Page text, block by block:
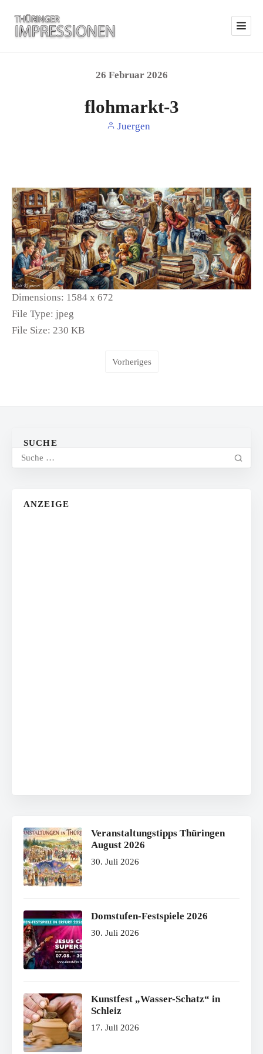
26 Februar 2026
flohmarkt-3
Juergen
Dimensions: 1584 x 672
File Type: jpeg
File Size: 230 KB
Vorheriges
SUCHE
ANZEIGE
Veranstaltungstipps Thüringen
August 2026
30. Juli 2026
Domstufen-Festspiele 2026
30. Juli 2026
Kunstfest „Wasser-Schatz“ in
Schleiz
17. Juli 2026